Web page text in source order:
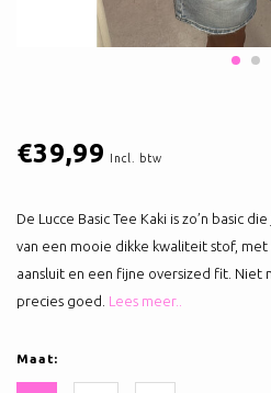
€39,99 Incl. btw
De Lucce Basic Tee Kaki is zo’n basic
van een mooie dikke kwaliteit stof,
aansluit en een fijne oversized fit. Niet
precies goed. Lees meer..
Maat: